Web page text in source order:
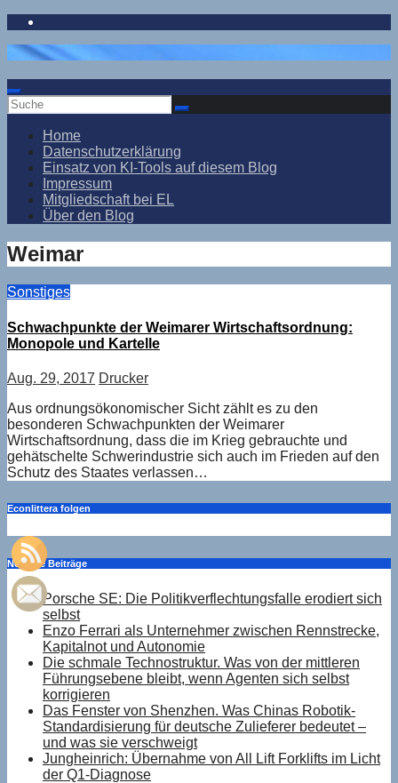
Zum
springen
Home
Datenschutzerklärung
Einsatz von KI-Tools auf diesem Blog
Impressum
Mitgliedschaft bei EL
Über den Blog
Weimar
Sonstiges
Schwachpunkte der Weimarer Wirtschaftsordnung:
Monopole und Kartelle
Aug. 29, 2017 Drucker
Aus ordnungsökonomischer Sicht zählt es zu den
besonderen Schwachpunkten der Weimarer
Wirtschaftsordnung, dass die im Krieg gebrauchte und
gehätschelte Schwerindustrie sich auch im Frieden auf den
Schutz des Staates verlassen…
Econlittera folgen
Neueste Beiträge
Porsche SE: Die Politikverflechtungsfalle erodiert sich
selbst
Enzo Ferrari als Unternehmer zwischen Rennstrecke,
Kapitalnot und Autonomie
Die schmale Technostruktur. Was von der mittleren
Führungsebene bleibt, wenn Agenten sich selbst
korrigieren
Das Fenster von Shenzhen. Was Chinas Robotik-
Standardisierung für deutsche Zulieferer bedeutet –
und was sie verschweigt
Jungheinrich: Übernahme von All Lift Forklifts im Licht
der Q1-Diagnose